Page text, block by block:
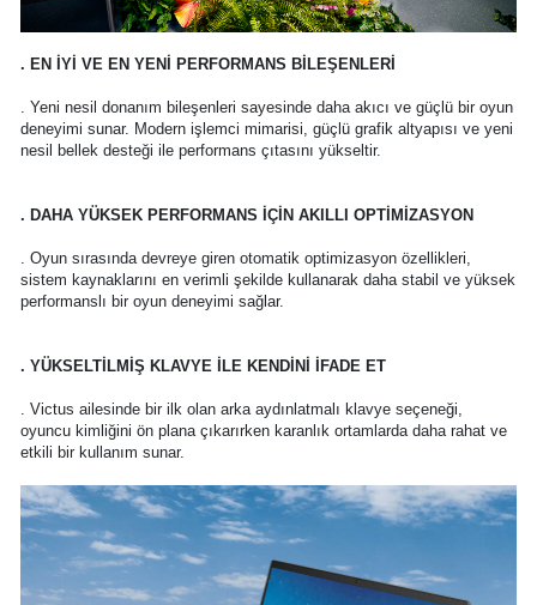
. EN İYİ VE EN YENİ PERFORMANS BİLEŞENLERİ
. Yeni nesil donanım bileşenleri sayesinde daha akıcı ve güçlü bir oyun
deneyimi sunar. Modern işlemci mimarisi, güçlü grafik altyapısı ve yeni
nesil bellek desteği ile performans çıtasını yükseltir.
. DAHA YÜKSEK PERFORMANS İÇİN AKILLI OPTİMİZASYON
. Oyun sırasında devreye giren otomatik optimizasyon özellikleri,
sistem kaynaklarını en verimli şekilde kullanarak daha stabil ve yüksek
performanslı bir oyun deneyimi sağlar.
. YÜKSELTİLMİŞ KLAVYE İLE KENDİNİ İFADE ET
. Victus ailesinde bir ilk olan arka aydınlatmalı klavye seçeneği,
oyuncu kimliğini ön plana çıkarırken karanlık ortamlarda daha rahat ve
etkili bir kullanım sunar.